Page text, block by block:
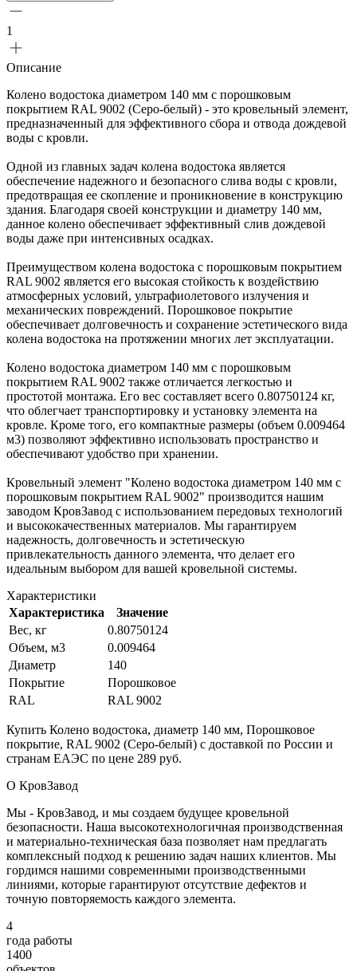
1
Описание
Колено водостока диаметром 140 мм с порошковым
покрытием RAL 9002 (Серо-белый) - это кровельный элемент,
предназначенный для эффективного сбора и отвода дождевой
воды с кровли.
Одной из главных задач колена водостока является
обеспечение надежного и безопасного слива воды с кровли,
предотвращая ее скопление и проникновение в конструкцию
здания. Благодаря своей конструкции и диаметру 140 мм,
данное колено обеспечивает эффективный слив дождевой
воды даже при интенсивных осадках.
Преимуществом колена водостока с порошковым покрытием
RAL 9002 является его высокая стойкость к воздействию
атмосферных условий, ультрафиолетового излучения и
механических повреждений. Порошковое покрытие
обеспечивает долговечность и сохранение эстетического вида
колена водостока на протяжении многих лет эксплуатации.
Колено водостока диаметром 140 мм с порошковым
покрытием RAL 9002 также отличается легкостью и
простотой монтажа. Его вес составляет всего 0.80750124 кг,
что облегчает транспортировку и установку элемента на
кровле. Кроме того, его компактные размеры (объем 0.009464
м3) позволяют эффективно использовать пространство и
обеспечивают удобство при хранении.
Кровельный элемент "Колено водостока диаметром 140 мм с
порошковым покрытием RAL 9002" производится нашим
заводом КровЗавод с использованием передовых технологий
и высококачественных материалов. Мы гарантируем
надежность, долговечность и эстетическую
привлекательность данного элемента, что делает его
идеальным выбором для вашей кровельной системы.
Характеристики
Характеристика
Значение
Вес, кг
0.80750124
Объем, м3
0.009464
Диаметр
140
Покрытие
Порошковое
RAL
RAL 9002
Купить Колено водостока, диаметр 140 мм, Порошковое
покрытие, RAL 9002 (Серо-белый) с доставкой по России и
странам ЕАЭС по цене 289 руб.
О КровЗавод
Мы - КровЗавод, и мы создаем будущее кровельной
безопасности. Наша высокотехнологичная производственная
и материально-техническая база позволяет нам предлагать
комплексный подход к решению задач наших клиентов. Мы
гордимся нашими современными производственными
линиями, которые гарантируют отсутствие дефектов и
точную повторяемость каждого элемента.
4
года работы
1400